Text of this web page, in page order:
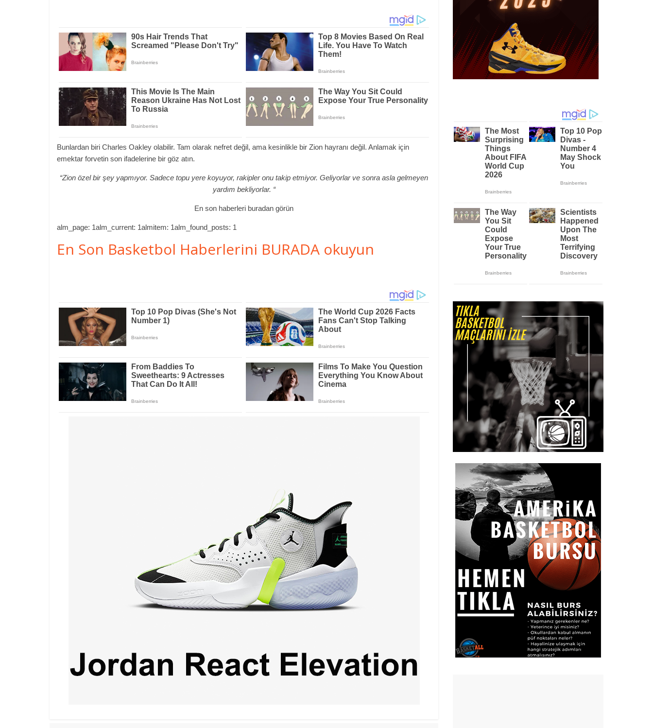
Bunlardan biri Charles Oakley olabilir. Tam olarak nefret değil, ama kesinlikle bir Zion hayranı değil. Anlamak için
emektar forvetin son ifadelerine bir göz atın.
“Zion özel bir şey yapmıyor. Sadece topu yere koyuyor, rakipler onu takip etmiyor. Geliyorlar ve sonra asla gelmeyen
yardım bekliyorlar. “
En son haberleri buradan görün
alm_page: 1alm_current: 1almitem: 1alm_found_posts: 1
En Son Basketbol Haberlerini BURADA okuyun